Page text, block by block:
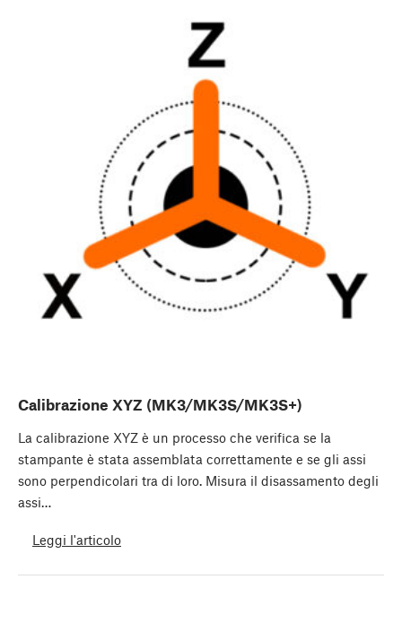
Calibrazione XYZ (MK3/MK3S/MK3S+)
La calibrazione XYZ è un processo che verifica se la
stampante è stata assemblata correttamente e se gli assi
sono perpendicolari tra di loro. Misura il disassamento degli
assi…
Leggi l'articolo